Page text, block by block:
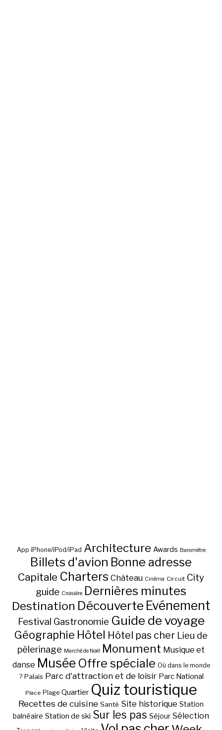
App iPhone/iPod/iPad Architecture Awards Baromètre
Billets d'avion Bonne adresse
Capitale Charters Château Cinéma Circuit City
guide Croisière Dernières minutes
Destination Découverte Evénement
Festival Gastronomie Guide de voyage
Géographie Hôtel Hôtel pas cher Lieu de
pèlerinage Marché de Noël Monument Musique et
danse Musée Offre spéciale Où dans le monde
? Palais Parc d'attraction et de loisir Parc National
Place Plage Quartier Quiz touristique
Recettes de cuisine Santé Site historique Station
balnéaire Station de ski Sur les pas Séjour Sélection